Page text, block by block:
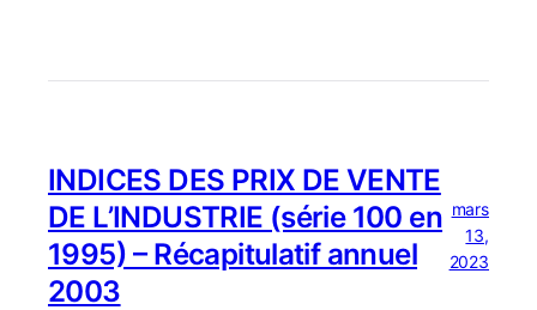
INDICES DES PRIX DE VENTE
DE L’INDUSTRIE (série 100 en
1995) – Récapitulatif annuel
2003
mars
13,
2023